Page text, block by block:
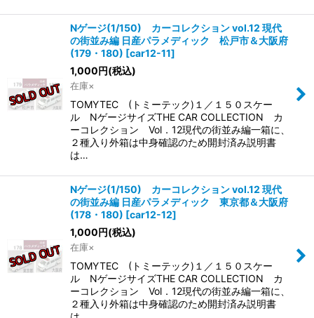
Nゲージ(1/150) カーコレクション vol.12 現代
の街並み編 日産パラメディック 松戸市＆大阪府
(179・180) [car12-11]
1,000円(税込)
在庫×
TOMYTEC (トミーテック)１／１５０スケー
ル NゲージサイズTHE CAR COLLECTION カ
ーコレクション Vol．12現代の街並み編一箱に、
２種入り外箱は中身確認のため開封済み説明書
は…
Nゲージ(1/150) カーコレクション vol.12 現代
の街並み編 日産パラメディック 東京都＆大阪府
(178・180) [car12-12]
1,000円(税込)
在庫×
TOMYTEC (トミーテック)１／１５０スケー
ル NゲージサイズTHE CAR COLLECTION カ
ーコレクション Vol．12現代の街並み編一箱に、
２種入り外箱は中身確認のため開封済み説明書